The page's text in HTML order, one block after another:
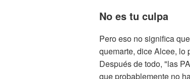
No es tu culpa
Pero eso no significa
quemarte, dice Alcee, lo
Después de todo, "las
que probablemente no